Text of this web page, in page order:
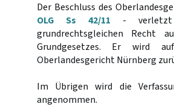
Der Beschluss des
OLG Ss 42/11 - verletzt
grundrechtsgleichen Recht
Grundgesetzes. Er wird
Oberlandesgericht Nürnberg
Im Übrigen wird die
angenommen.